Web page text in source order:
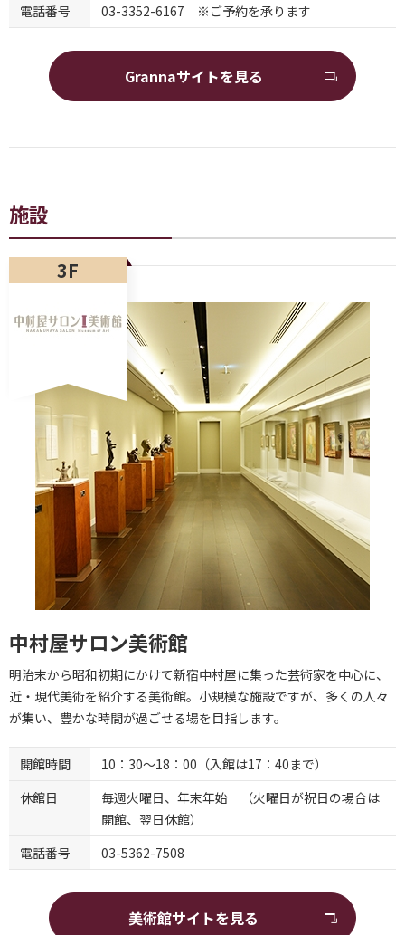
電話番号
03-3352-6167 ※ご予約を承ります
Grannaサイトを見る
施設
3F
中村屋サロン美術館
明治末から昭和初期にかけて新宿中村屋に集った芸術家を中心に、
近・現代美術を紹介する美術館。小規模な施設ですが、多くの人々
が集い、豊かな時間が過ごせる場を目指します。
開館時間
10：30～18：00（入館は17：40まで）
休館日
毎週火曜日、年末年始 （火曜日が祝日の場合は
開館、翌日休館）
電話番号
03-5362-7508
美術館サイトを見る